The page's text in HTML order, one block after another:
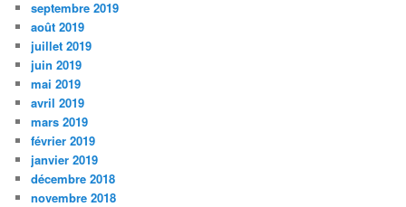
septembre 2019
août 2019
juillet 2019
juin 2019
mai 2019
avril 2019
mars 2019
février 2019
janvier 2019
décembre 2018
novembre 2018